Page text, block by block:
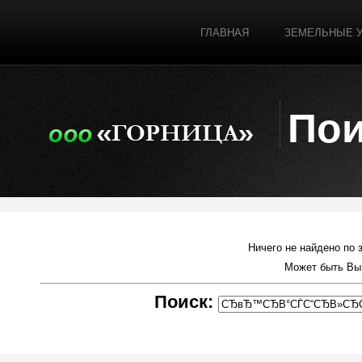
ГЛАВНАЯ ЗЕМЕЛЬНЫЕ
Ничего не найдено по
Может быть
Поиск: